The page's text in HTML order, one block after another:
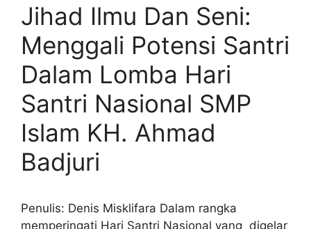
Jihad Ilmu Dan Seni:
Menggali Potensi Santri
Dalam Lomba Hari
Santri Nasional SMP
Islam KH. Ahmad
Badjuri
Penulis: Denis Misklifara Dalam rangka
memperingati Hari Santri Nasional yang digelar